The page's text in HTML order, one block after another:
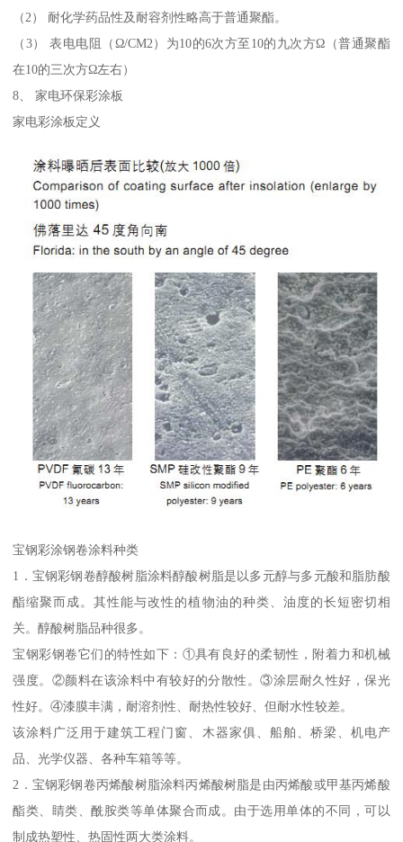
（2） 耐化学药品性及耐容剂性略高于普通聚酯。
（3） 表电电阻（Ω/CM2）为10的6次方至10的九次方Ω（普通聚酯
在10的三次方Ω左右）
8、 家电环保彩涂板
家电彩涂板定义
宝钢彩涂钢卷涂料种类
1．宝钢彩钢卷醇酸树脂涂料醇酸树脂是以多元醇与多元酸和脂肪酸
酯缩聚而成。其性能与改性的植物油的种类、油度的长短密切相
关。醇酸树脂品种很多。
宝钢彩钢卷它们的特性如下：①具有良好的柔韧性，附着力和机械
强度。②颜料在该涂料中有较好的分散性。③涂层耐久性好，保光
性好。④漆膜丰满，耐溶剂性、耐热性较好、但耐水性较差。
该涂料广泛用于建筑工程门窗、木器家俱、船舶、桥梁、机电产
品、光学仪器、各种车箱等等。
2．宝钢彩钢卷丙烯酸树脂涂料丙烯酸树脂是由丙烯酸或甲基丙烯酸
酯类、睛类、酰胺类等单体聚合而成。由于选用单体的不同，可以
制成热塑性、热固性两大类涂料。